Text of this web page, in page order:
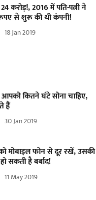
करोड़!, 2016 में पति-पत्नी ने
से शुरू की थी कंपनी!
18 Jan 2019
आपको कितने घंटे सोना चाहिए,
हैं
30 Jan 2019
मोबाइल फोन से दूर रखें, उसकी
सकती है बर्बाद!
11 May 2019